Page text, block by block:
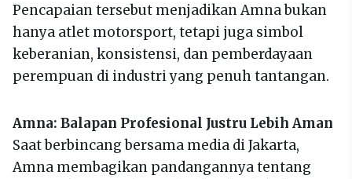
Pencapaian tersebut menjadikan Amna bukan
hanya atlet motorsport, tetapi juga simbol
keberanian, konsistensi, dan pemberdayaan
perempuan di industri yang penuh tantangan.
Amna: Balapan Profesional Justru Lebih Aman
Saat berbincang bersama media di Jakarta,
Amna membagikan pandangannya tentang